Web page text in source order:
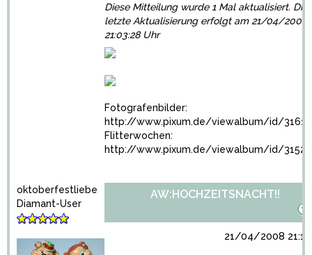
Diese Mitteilung wurde 1 Mal aktualisiert. Die
letzte Aktualisierung erfolgt am 21/04/2008
21:03:28 Uhr
Fotografenbilder:
http://www.pixum.de/viewalbum/id/
Flitterwochen:
http://www.pixum.de/viewalbum/id/
oktoberfestliebe
Diamant-User
AW:HOCHZEITSNACHT!!
21/04/2008